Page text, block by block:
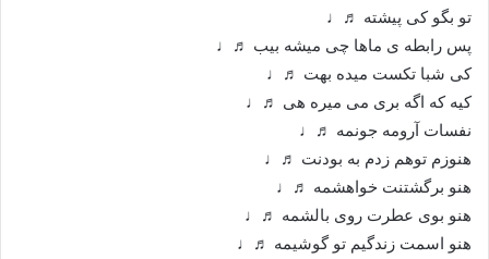
تو بگو کی پیشته ♬♩
پس رابطه ی ماها چی میشه بیب ♬♩
کی شبا تکست میده بهت ♬♩
کیه که اگه بری می میره هی ♬♩
نفسات آرومه جونمه ♬♩
هنوزم توهم زدم به بودنت ♬♩
هنو برگشتنت خواهشمه ♬♩
هنو بوی عطرت روی بالشمه ♬♩
هنو اسمت زندگیم تو گوشیمه ♬♩